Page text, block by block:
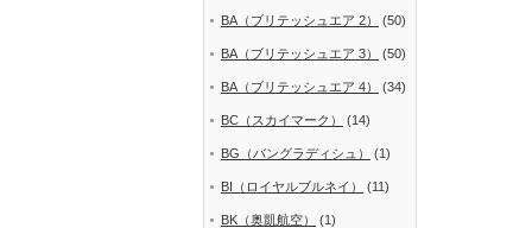
BA（ブリテッシュエア 2） (50)
BA（ブリテッシュエア 3） (50)
BA（ブリテッシュエア 4） (34)
BC（スカイマーク） (14)
BG（バングラディシュ） (1)
BI（ロイヤルブルネイ） (11)
BK（奥凱航空） (1)